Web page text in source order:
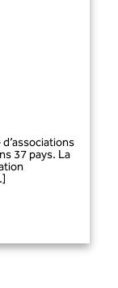
37 pays. La